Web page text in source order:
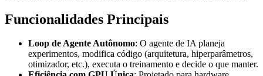
Funcionalidades Principais
Loop de Agente Autônomo: O agente de IA planeja
experimentos, modifica código (arquitetura, hiperparâmetros,
otimizador, etc.), executa o treinamento e decide o que manter.